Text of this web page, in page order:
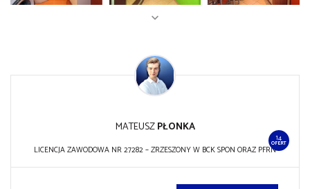
14
OFERT
MATEUSZPŁONKA
LICENCJA ZAWODOWA NR 27282 – ZRZESZONY W BCK SPON ORAZ PFRN